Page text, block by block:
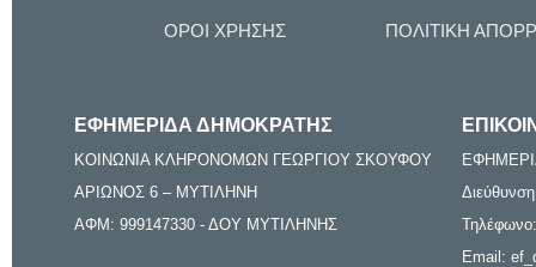
ΟΡΟΙ ΧΡΗΣΗΣ ΠΟΛΙΤΙΚΗ
ΕΦΗΜΕΡΙΔΑ ΔΗΜΟΚΡΑΤΗΣ
ΚΟΙΝΩΝΙΑ ΚΛΗΡΟΝΟΜΩΝ ΓΕΩΡΓΙΟΥ ΣΚΟΥΦΟΥ
ΑΡΙΩΝΟΣ 6 – ΜΥΤΙΛΗΝΗ
ΑΦΜ: 999147330 - ΔΟΥ ΜΥΤΙΛΗΝΗΣ
Email: